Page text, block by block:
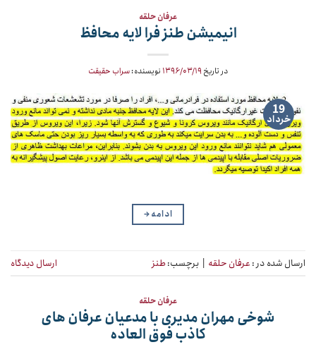
عرفان حلقه
انیمیشن طنز فرا لایه محافظ
در تاریخ ۱۳۹۶/۰۳/۱۹ نویسنده:سراب حقیقت
19
خرداد
ادامه→
ارسال شده در : عرفان حلقه | برچسب:طنز ارسال دیدگاه
عرفان حلقه
شوخی مهران مدیری با مدعیان عرفان های
کاذب فوق العاده